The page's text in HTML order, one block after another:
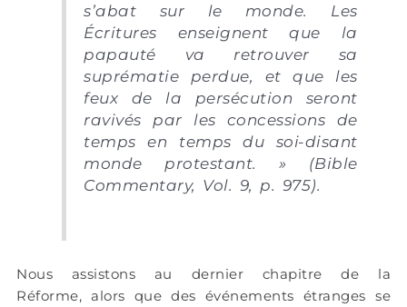
s’abat sur le monde. Les
Écritures enseignent que la
papauté va retrouver sa
suprématie perdue, et que les
feux de la persécution seront
ravivés par les concessions de
temps en temps du soi-disant
monde protestant. » (Bible
Commentary, Vol. 9, p. 975).
Nous assistons au dernier chapitre de la
Réforme, alors que des événements étranges se